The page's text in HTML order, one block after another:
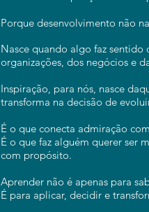
Porque desenvolvimento não
Nasce quando algo faz
organizações, dos negócios e
Inspiração, para nós, nasce
transforma na decisão de
É o que conecta admiração
É o que faz alguém querer ser
com propósito.
Aprender não é apenas para
É para aplicar, decidir e